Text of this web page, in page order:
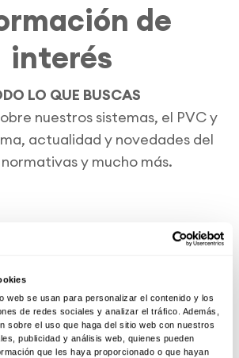
web se usan para personalizar el contenido y los
de redes sociales y analizar el tráfico. Además,
sobre el uso que haga del sitio web con nuestros
publicidad y análisis web, quienes pueden
que les haya proporcionado o que hayan
de
interés
LO QUE BUSCAS
nuestros sistemas, el PVC y
actualidad y novedades del
y mucho más.